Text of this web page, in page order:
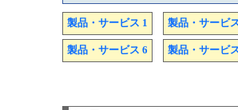
製品・サービス 1 製品・サービ
製品・サービス 6 製品・サービ